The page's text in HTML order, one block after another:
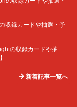
収録カードや抽選・予
の収録カードや抽
新着記事一覧へ